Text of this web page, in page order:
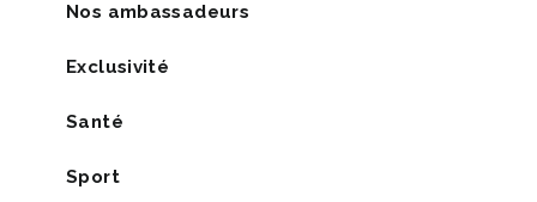
Nos ambassadeurs
Exclusivité
Santé
Sport